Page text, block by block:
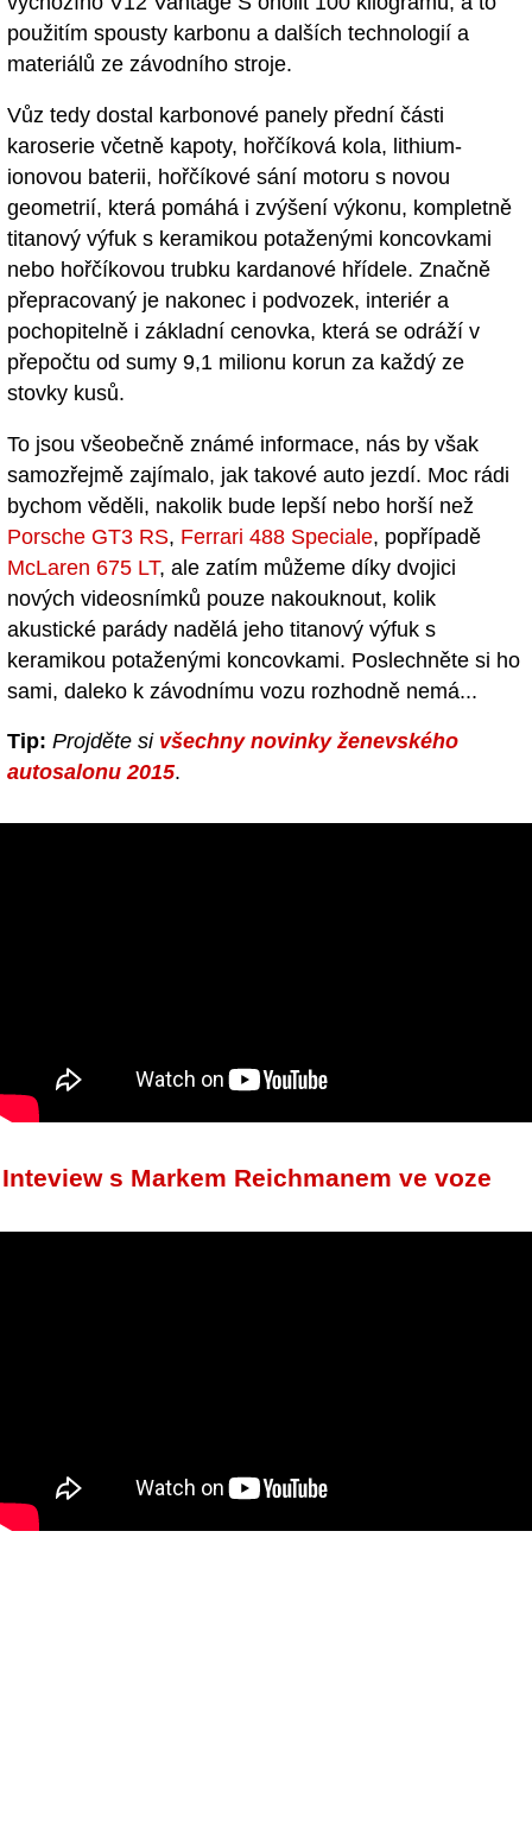
použitím spousty karbonu a dalších technologií a
materiálů ze závodního stroje.
Vůz tedy dostal karbonové panely přední části
karoserie včetně kapoty, hořčíková kola, lithium-
ionovou baterii, hořčíkové sání motoru s novou
geometrií, která pomáhá i zvýšení výkonu, kompletně
titanový výfuk s keramikou potaženými koncovkami
nebo hořčíkovou trubku kardanové hřídele. Značně
přepracovaný je nakonec i podvozek, interiér a
pochopitelně i základní cenovka, která se odráží v
přepočtu od sumy 9,1 milionu korun za každý ze
stovky kusů.
To jsou všeobečně známé informace, nás by však
samozřejmě zajímalo, jak takové auto jezdí. Moc rádi
bychom věděli, nakolik bude lepší nebo horší než
Porsche GT3 RS, Ferrari 488 Speciale, popřípadě
McLaren 675 LT, ale zatím můžeme díky dvojici
nových videosnímků pouze nakouknout, kolik
akustické parády nadělá jeho titanový výfuk s
keramikou potaženými koncovkami. Poslechněte si ho
sami, daleko k závodnímu vozu rozhodně nemá...
Tip: Projděte si všechny novinky ženevského
autosalonu 2015.
Inteview s Markem Reichmanem ve voze